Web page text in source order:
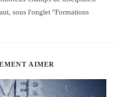
sous l'onglet "Formations
AIMER